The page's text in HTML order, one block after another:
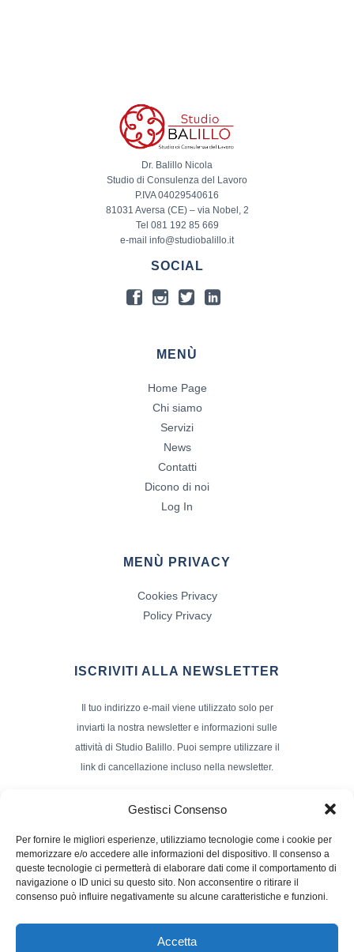
Gestisci Consenso
Per fornire le migliori esperienze, utilizziamo tecnologie come i cookie per
memorizzare e/o accedere alle informazioni del dispositivo. Il consenso a
queste tecnologie ci permetterà di elaborare dati come il comportamento di
navigazione o ID unici su questo sito. Non acconsentire o ritirare il
consenso può influire negativamente su alcune caratteristiche e funzioni.
Accetta
Dr. Balillo Nicola
Studio di Consulenza del Lavoro
P.IVA 04029540616
81031 Aversa (CE) – via Nobel, 2
Tel 081 192 85 669
e-mail info@studiobalillo.it
SOCIAL
MENÙ
Home Page
Chi siamo
Servizi
News
Contatti
Dicono di noi
Log In
MENÙ PRIVACY
Cookies Privacy
Policy Privacy
ISCRIVITI ALLA NEWSLETTER
Il tuo indirizzo e-mail viene utilizzato solo per
inviarti la nostra newsletter e informazioni sulle
attività di Studio Balillo. Puoi sempre utilizzare il
link di cancellazione incluso nella newsletter.
Nome e Cognome